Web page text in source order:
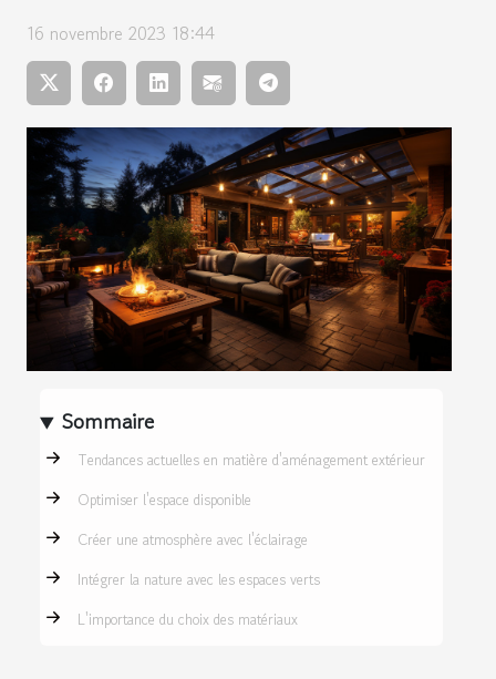
16 novembre 2023 18:44
Sommaire
Tendances actuelles en matière d'aménagement extérieur
Optimiser l'espace disponible
Créer une atmosphère avec l'éclairage
Intégrer la nature avec les espaces verts
L'importance du choix des matériaux